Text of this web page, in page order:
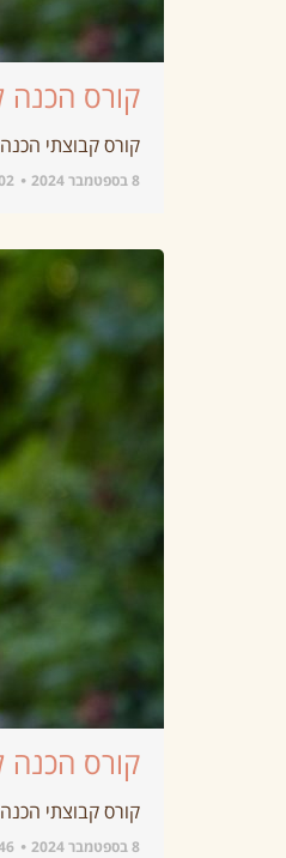
קורס הכנה
קורס קבוצתי הכנה ללידה
8 בספטמבר 2024
קורס הכנה
קורס קבוצתי הכנה ללידה
8 בספטמבר 2024